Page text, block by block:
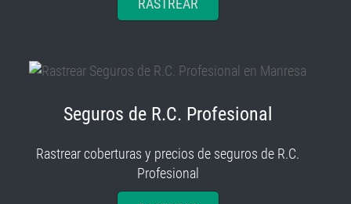
Rastrear coberturas y precios de seguros de R.C.
Profesional
RASTREAR